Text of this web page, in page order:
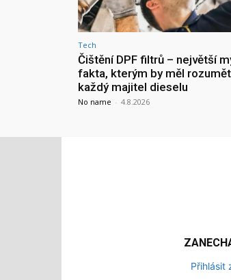
Tech
Čištění DPF filtrů – největší
fakta, kterým by měl rozumět
každý majitel dieselu
No name - 4.8.2026
Přihlásit